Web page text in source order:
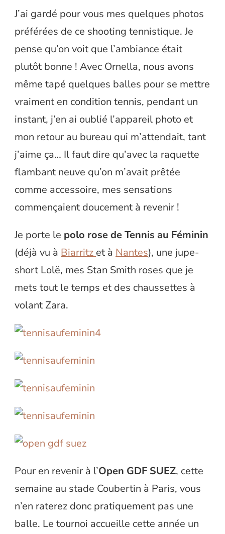
J’ai gardé pour vous mes quelques photos
préférées de ce shooting tennistique. Je
pense qu’on voit que l’ambiance était
plutôt bonne ! Avec Ornella, nous avons
même tapé quelques balles pour se mettre
vraiment en condition tennis, pendant un
instant, j’en ai oublié l’appareil photo et
mon retour au bureau qui m’attendait, tant
j’aime ça… Il faut dire qu’avec la raquette
flambant neuve qu’on m’avait prêtée
comme accessoire, mes sensations
commençaient doucement à revenir !
Je porte le polo rose de Tennis au Féminin
(déjà vu à Biarritz et à Nantes), une jupe-
short Lolë, mes Stan Smith roses que je
mets tout le temps et des chaussettes à
volant Zara.
Pour en revenir à l’Open GDF SUEZ, cette
semaine au stade Coubertin à Paris, vous
n’en raterez donc pratiquement pas une
balle. Le tournoi accueille cette année un